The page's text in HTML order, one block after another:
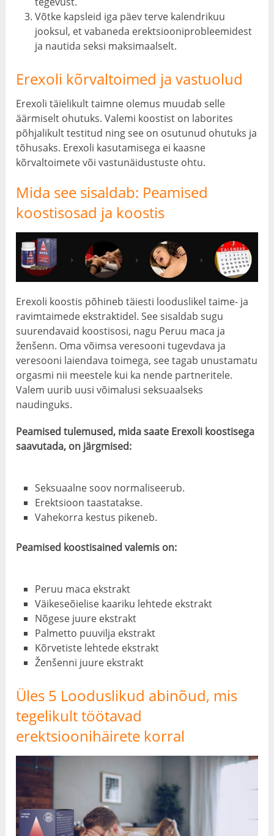
Võtke kapsleid iga päev terve kalendrikuu
jooksul, et vabaneda erektsiooniprobleemidest
ja nautida seksi maksimaalselt.
Erexoli kõrvaltoimed ja vastuolud
Erexoli täielikult taimne olemus muudab selle
äärmiselt ohutuks. Valemi koostist on laborites
põhjalikult testitud ning see on osutunud ohutuks ja
tõhusaks. Erexoli kasutamisega ei kaasne
kõrvaltoimete või vastunäidustuste ohtu.
Mida see sisaldab: Peamised
koostisosad ja koostis
Erexoli koostis põhineb täiesti looduslikel taime- ja
ravimtaimede ekstraktidel. See sisaldab sugu
suurendavaid koostisosi, nagu Peruu maca ja
ženšenn. Oma võimsa veresooni tugevdava ja
veresooni laiendava toimega, see tagab unustamatu
orgasmi nii meestele kui ka nende partneritele.
Valem uurib uusi võimalusi seksuaalseks
naudinguks.
Peamised tulemused, mida saate Erexoli koostisega
saavutada, on järgmised:
Seksuaalne soov normaliseerub.
Erektsioon taastatakse.
Vahekorra kestus pikeneb.
Peamised koostisained valemis on:
Peruu maca ekstrakt
Väikeseõielise kaariku lehtede ekstrakt
Nõgese juure ekstrakt
Palmetto puuvilja ekstrakt
Kõrvetiste lehtede ekstrakt
Ženšenni juure ekstrakt
Üles 5 Looduslikud abinõud, mis
tegelikult töötavad
erektsioonihäirete korral